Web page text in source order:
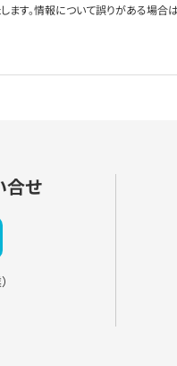
ます。情報について誤りがある場合
合せ